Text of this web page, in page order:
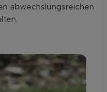
abwechslungsreichen